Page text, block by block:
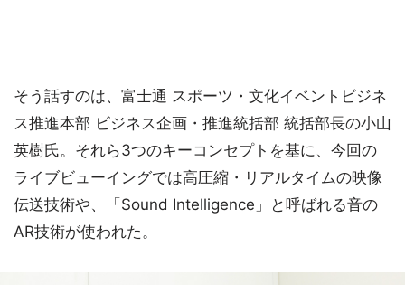
そう話すのは、富士通 スポーツ・文化イベントビジネ
ス推進本部 ビジネス企画・推進統括部 統括部長の小山
英樹氏。それら3つのキーコンセプトを基に、今回の
ライブビューイングでは高圧縮・リアルタイムの映像
伝送技術や、「Sound Intelligence」と呼ばれる音の
AR技術が使われた。